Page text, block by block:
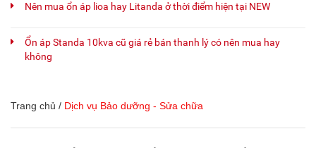
Nên mua ổn áp lioa hay Litanda ở thời điểm hiện tại NEW
Ổn áp Standa 10kva cũ giá rẻ bán thanh lý có nên mua hay
không
Trang chủ / Dịch vụ Bảo dưỡng - Sửa chữa